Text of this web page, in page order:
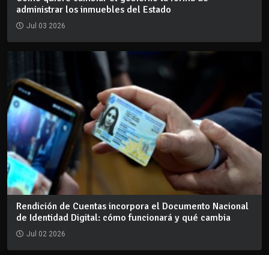
administrar los inmuebles del Estado
Jul 03 2026
Rendición de Cuentas incorpora el Documento Nacional
de Identidad Digital: cómo funcionará y qué cambia
Jul 02 2026